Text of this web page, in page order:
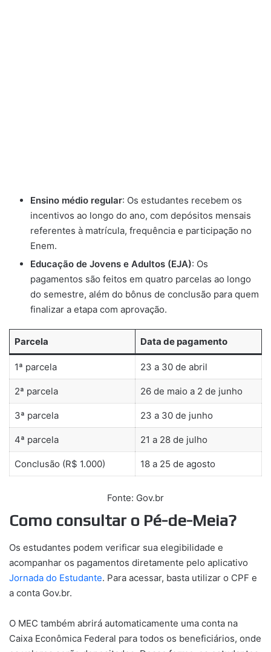
Ensino médio regular: Os estudantes recebem os
incentivos ao longo do ano, com depósitos mensais
referentes à matrícula, frequência e participação no
Enem.
Educação de Jovens e Adultos (EJA): Os
pagamentos são feitos em quatro parcelas ao longo
do semestre, além do bônus de conclusão para quem
finalizar a etapa com aprovação.
Parcela Data de pagamento
1ª parcela 23 a 30 de abril
2ª parcela 26 de maio a 2 de junho
3ª parcela 23 a 30 de junho
4ª parcela 21 a 28 de julho
Conclusão (R$ 1.000) 18 a 25 de agosto
Fonte: Gov.br
Como consultar o Pé-de-Meia?
Os estudantes podem verificar sua elegibilidade e
acompanhar os pagamentos diretamente pelo aplicativo
Jornada do Estudante. Para acessar, basta utilizar o CPF e
a conta Gov.br.
O MEC também abrirá automaticamente uma conta na
Caixa Econômica Federal para todos os beneficiários, onde